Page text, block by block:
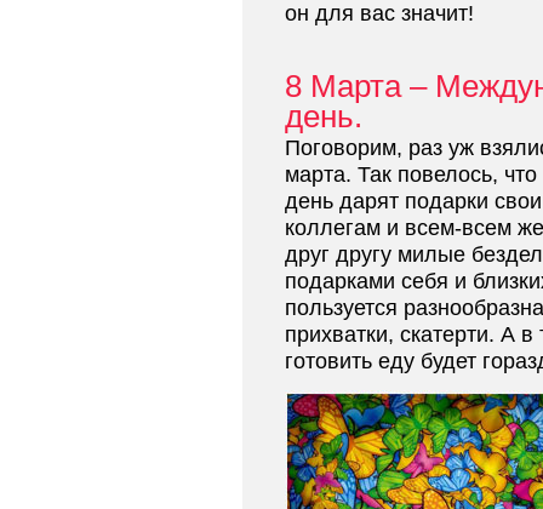
он для вас значит!
8 Марта –
день.
Поговорим, раз уж
марта. Так повелось,
день дарят подарки
коллегам и всем-всем
друг другу милые
подарками себя и
пользуется
прихватки, скатерти. А
готовить еду будет